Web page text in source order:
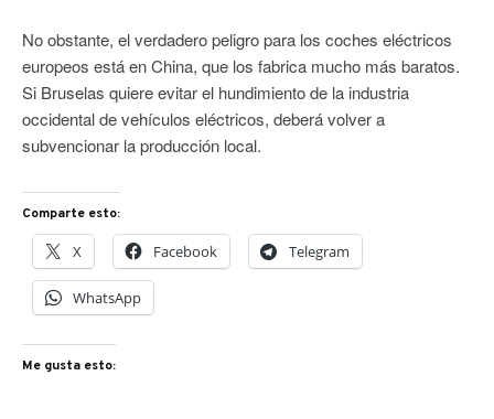
No obstante, el verdadero peligro para los coches eléctricos
europeos está en China, que los fabrica mucho más baratos.
Si Bruselas quiere evitar el hundimiento de la industria
occidental de vehículos eléctricos, deberá volver a
subvencionar la producción local.
Comparte esto:
X Facebook Telegram
WhatsApp
Me gusta esto: